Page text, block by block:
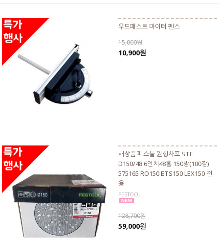
우드패스트 마이터 펜스
15,000원
10,900원
새상품 페스툴 원형사포 STF
D150/48 6인치48홀 150방(100장)
575165 RO150 ETS150 LEX150 전
용
FESTOOL
128,700원
59,000원